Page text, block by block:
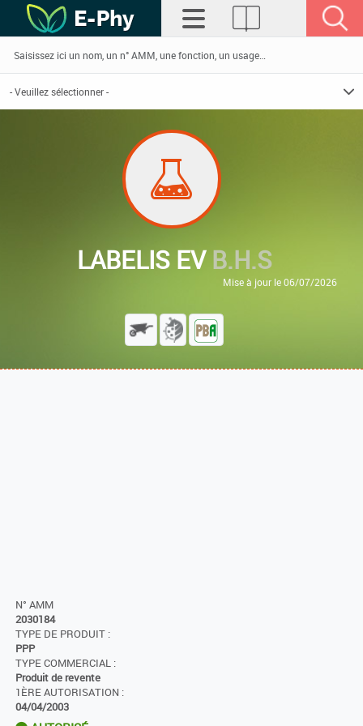
LABELIS EVB.H.S
Mise à jour le 06/07/2026
N° AMM
2030184
TYPE DE PRODUIT :
PPP
TYPE COMMERCIAL :
Produit de revente
1ÈRE AUTORISATION :
04/04/2003